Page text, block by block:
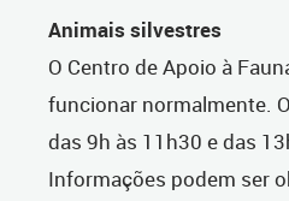
Animais silvestres
O Centro de Apoio à
funcionar normalmente.
das 9h às 11h30 e das
Informações podem ser